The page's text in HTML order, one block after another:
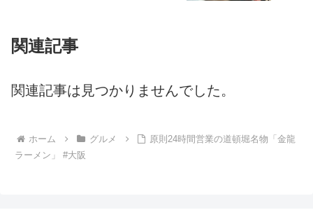
関連記事
関連記事は見つかりませんでした。
ホーム グルメ
原則24時間営業の道頓堀名物「金龍
ラーメン」 #大阪